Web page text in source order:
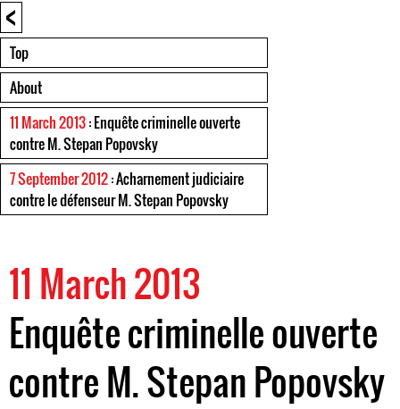
<
Top
About
11 March 2013: Enquête criminelle ouverte
contre M. Stepan Popovsky
7 September 2012: Acharnement judiciaire
contre le défenseur M. Stepan Popovsky
11 March 2013
Enquête criminelle ouverte
contre M. Stepan Popovsky